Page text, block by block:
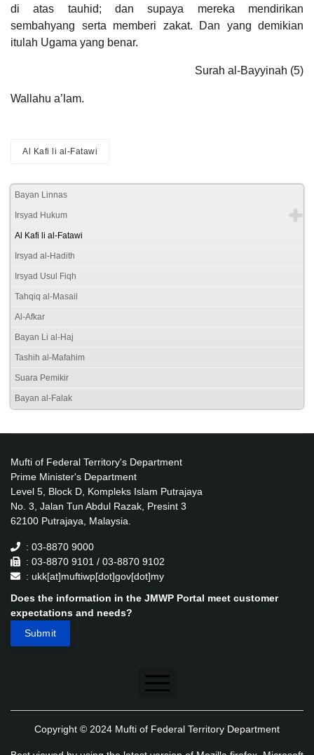
di atas tauhid; dan supaya mereka mendirikan
sembahyang serta memberi zakat. Dan yang demikian
itulah Ugama yang benar.
Surah al-Bayyinah (5)
Wallahu a’lam.
Al Kafi li al-Fatawi
Bayan Linnas
Irsyad Hukum
Al Kafi li al-Fatawi
Irsyad al-Hadith
Irsyad Usul Fiqh
Tahqiq al-Masail
Al-Afkar
Bayan Li al-Haj
Tashih al-Mafahim
Suara Pemikir
Bayan al-Falak
Mufti of Federal Territory's Department
Prime Minister's Department
Level 5, Block D, Kompleks Islam Putrajaya
No. 3, Jalan Tun Abdul Razak, Presint 3
62100 Putrajaya, Malaysia.
: 03-8870 9000
: 03-8870 9101 / 03-8870 9102
: ukk[at]muftiwp[dot]gov[dot]my
Does the information in the JMWP Portal meet customer
expectations and needs?
Disclaimer
Copyright © 2024 Mufti of Federal Territory Department